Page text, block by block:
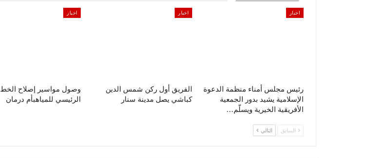
اخبار
رئيس مجلس أمناء منظمة الدعوة
الإسلامية يشيد بدور الجمعية
الأفريقية الخيرية ويسلّم…
اخبار
الفريق أول ركن شمس الدين
كباشي يصل مدينة سنار
اخبار
وصول مواسير إصلاح الخط
الرئيسي للمياهبأم درمان
السابق التالي